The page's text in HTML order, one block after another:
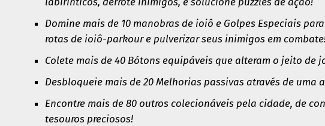
Domine mais de 10 manobras de ioiô e Golpes Especiais
rotas de ioiô-parkour e pulverizar seus inimigos em
Colete mais de 40 Bótons equipáveis que alteram o jeito de
Desbloqueie mais de 20 Melhorias passivas através de uma
Encontre mais de 80 outros colecionáveis pela cidade, de
tesouros preciosos!